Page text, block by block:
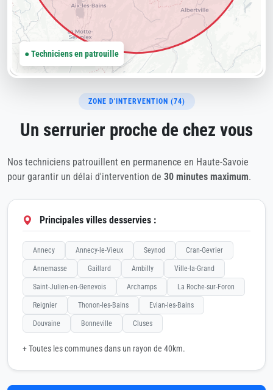
ZONE D'INTERVENTION (74)
Un serrurier proche de chez vous
Nos techniciens patrouillent en permanence en Haute-Savoie
pour garantir un délai d'intervention de 30 minutes maximum.
Principales villes desservies :
Annecy Annecy-le-Vieux Seynod Cran-Gevrier
Annemasse Gaillard Ambilly Ville-la-Grand
Saint-Julien-en-Genevois Archamps La Roche-sur-Foron
Reignier Thonon-les-Bains Evian-les-Bains
Douvaine Bonneville Cluses
+ Toutes les communes dans un rayon de 40km.
● Techniciens en patrouille